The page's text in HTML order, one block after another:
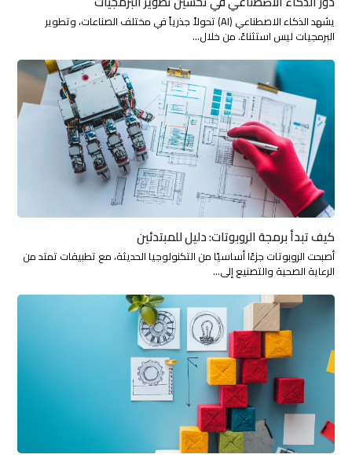
يشهد الذكاء الاصطناعي (AI) تحولاً جذرياً في مختلف الصناعات، وتطوير
البرمجيات ليس استثناءً. من خلال…
كيف تبدأ برمجة الروبوتات: دليل للمبتدئين
أصبحت الروبوتات جزءًا أساسيًا من التكنولوجيا الحديثة، مع تطبيقات تمتد من
الرعاية الصحية والتصنيع إلى…